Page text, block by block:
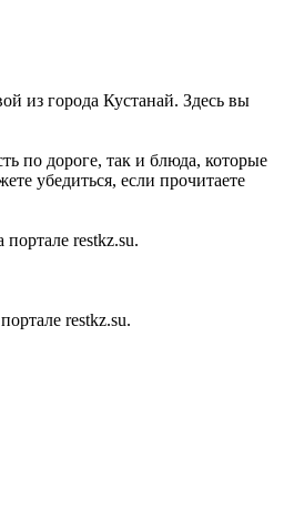
из города Кустанай. Здесь вы
по дороге, так и блюда, которые
убедиться, если прочитаете
restkz.su.
restkz.su.